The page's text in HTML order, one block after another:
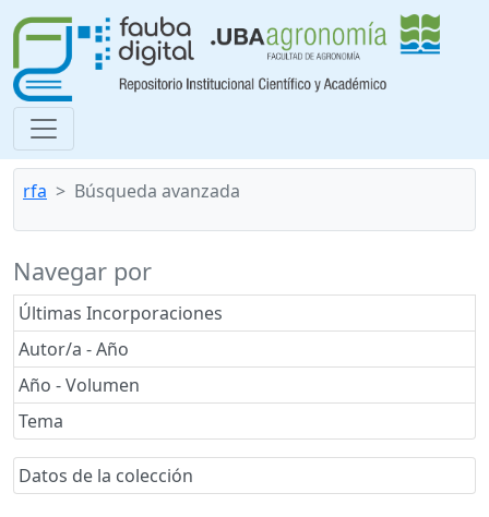
rfa Búsqueda avanzada
Navegar por
Últimas Incorporaciones
Autor/a - Año
Año - Volumen
Tema
Datos de la colección